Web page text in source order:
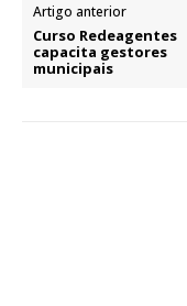
Artigo anterior
Curso Redeagentes
capacita gestores
municipais